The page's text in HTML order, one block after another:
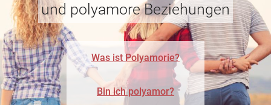
und polyamore Beziehungen
Was ist Polyamorie?
Bin ich polyamor?